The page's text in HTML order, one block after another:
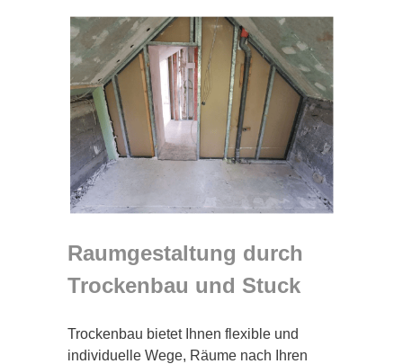
Raumgestaltung durch
Trockenbau und Stuck
Trockenbau bietet Ihnen flexible und
individuelle Wege, Räume nach Ihren